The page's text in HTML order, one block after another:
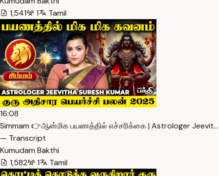
1,541
1 Tamil
16:08
Simmam 👉ஆன்மிக பயணத்தில் எச்சரிக்கை | Astrologer Jeevit…
— Transcript
Kumudam Bakthi
1,582
1 Tamil